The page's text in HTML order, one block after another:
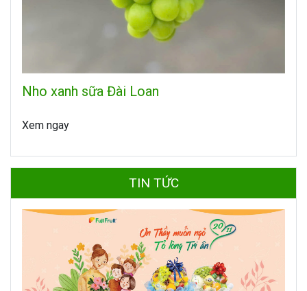
Nho xanh sữa Đài Loan
Xem ngay
TIN TỨC